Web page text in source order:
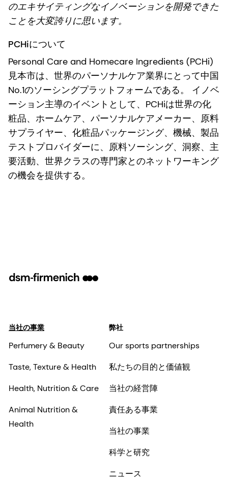
のエキサイティングなイノベーションを開発できた
ことを大変誇りに思います。
PCHiについて
Personal Care and Homecare Ingredients (PCHi)
見本市は、世界のパーソナルケア業界にとって中国
No.1のソーシングプラットフォームである。 イノベ
ーション主導のイベントとして、PCHiは世界の化
粧品、ホームケア、パーソナルケアメーカー、原料
サプライヤー、化粧品パッケージング、機械、製品
テストプロバイダーに、原料ソーシング、洞察、主
要活動、世界クラスの専門家とのネットワーキング
の機会を提供する。
当社の事業
Perfumery & Beauty
Taste, Texture & Health
Health, Nutrition & Care
Animal Nutrition &
Health
弊社
Our sports partnerships
私たちの目的と価値観
当社の経営陣
責任ある事業
当社の事業
科学と研究
ニュース